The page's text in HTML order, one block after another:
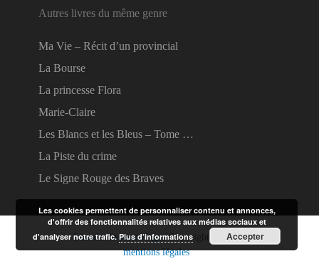
Autres livres du même genre
Ma Vie – Récit d’un provincial
La Bourse
La princesse Flora
Marie-Claire
Les Blancs et les Bleus – Tome …
La Piste du crime
Le Signe Rouge des Braves
Lire des livres en ligneCopyright © 2026.
mentions légales
Les cookies permettent de personnaliser contenu et annonces,
d'offrir des fonctionnalités relatives aux médias sociaux et
d'analyser notre trafic.Plus d’informations Accepter